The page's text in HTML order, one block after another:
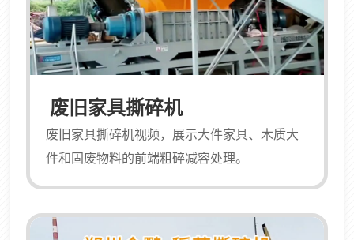
废旧家具撕碎机
废旧家具撕碎机视频，展示大件家具、木质大
件和固废物料的前端粗碎减容处理。